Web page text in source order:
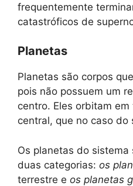
frequentemente
catastróficos de
Planetas
Planetas são corpos
pois não possuem um
centro. Eles orbitam
central, que no caso do
Os planetas do
duas categorias: os
terrestre e os planetas